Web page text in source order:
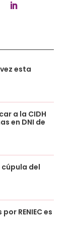
esta
a la CIDH
en DNI de
del
RENIEC es